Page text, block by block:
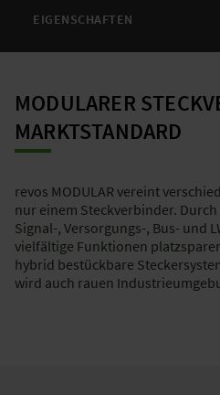
MODULARER
MARKTSTANDARD
revos MODULAR vereint
nur einem Steckverbinder.
Signal-, Versorgungs-, Bus- und
vielfältige Funktionen
hybrid bestückbare
wird auch rauen